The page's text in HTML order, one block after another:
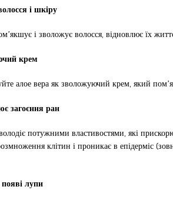
і шкіру
і зволожує волосся, відновлює їх
крем
алое вера як зволожуючий крем, який
загоєння ран
потужними властивостями, які
клітин і проникає в епідерміс
появі лупи